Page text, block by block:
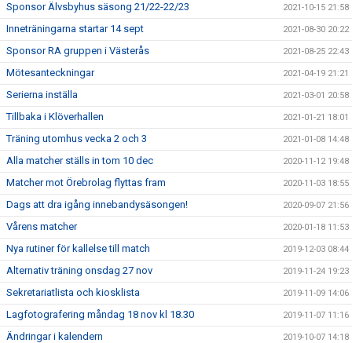
Sponsor Älvsbyhus säsong 21/22-22/23 2021-10-15 21:58
Inneträningarna startar 14 sept 2021-08-30 20:22
Sponsor RA gruppen i Västerås 2021-08-25 22:43
Mötesanteckningar 2021-04-19 21:21
Serierna inställa 2021-03-01 20:58
Tillbaka i Klöverhallen 2021-01-21 18:01
Träning utomhus vecka 2 och 3 2021-01-08 14:48
Alla matcher ställs in tom 10 dec 2020-11-12 19:48
Matcher mot Örebrolag flyttas fram 2020-11-03 18:55
Dags att dra igång innebandysäsongen! 2020-09-07 21:56
Vårens matcher 2020-01-18 11:53
Nya rutiner för kallelse till match 2019-12-03 08:44
Alternativ träning onsdag 27 nov 2019-11-24 19:23
Sekretariatlista och kiosklista 2019-11-09 14:06
Lagfotografering måndag 18 nov kl 18.30 2019-11-07 11:16
Ändringar i kalendern 2019-10-07 14:18